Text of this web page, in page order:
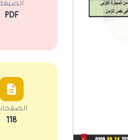
الصيغة
PDF
118